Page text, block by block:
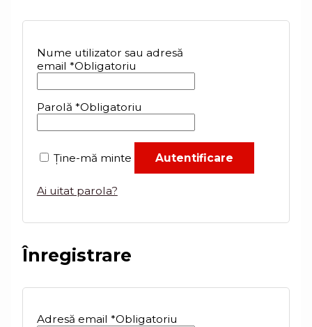
Nume utilizator sau adresă
email *Obligatoriu
Parolă *Obligatoriu
Ține-mă minte Autentificare
Ai uitat parola?
Înregistrare
Adresă email *Obligatoriu